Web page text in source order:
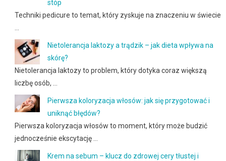
stóp
Techniki pedicure to temat, który zyskuje na znaczeniu w świecie
Nietolerancja laktozy a trądzik – jak dieta wpływa na
skórę?
Nietolerancja laktozy to problem, który dotyka coraz większą
liczbę osób, …
Pierwsza koloryzacja włosów: jak się przygotować i
uniknąć błędów?
Pierwsza koloryzacja włosów to moment, który może budzić
jednocześnie ekscytację …
Krem na sebum – klucz do zdrowej cery tłustej i